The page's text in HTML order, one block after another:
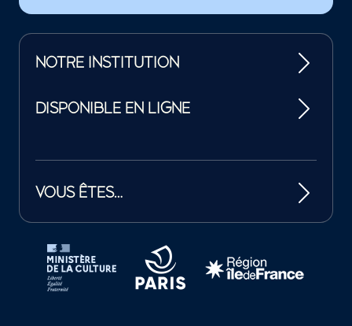
NOTRE INSTITUTION
DISPONIBLE EN LIGNE
VOUS ÊTES…
Tutelles et mécènes de la Philharmonie de Paris